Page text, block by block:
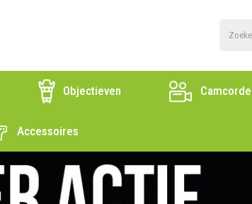
Objectieven
Accessoires